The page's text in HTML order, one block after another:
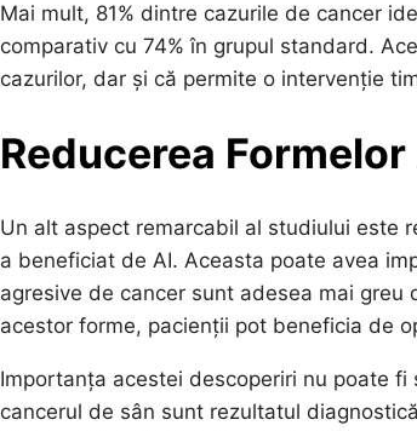
Mai mult, 81% dintre cazurile de cancer
comparativ cu 74% în grupul standard.
cazurilor, dar și că permite o intervenție
Reducerea
Un alt aspect remarcabil al studiului este
a beneficiat de AI. Aceasta poate avea
agresive de cancer sunt adesea mai
acestor forme, pacienții pot beneficia de
Importanța acestei descoperiri nu poate
cancerul de sân sunt rezultatul